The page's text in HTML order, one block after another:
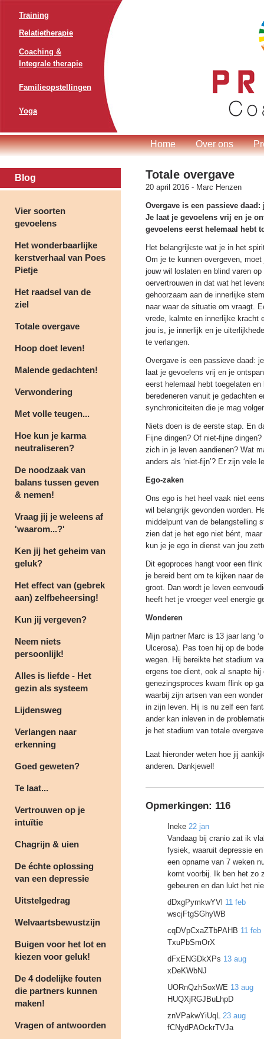
Training
Relatietherapie
Coaching &
Integrale therapie
Familieopstellingen
Yoga
Home Over ons
Blog
Vier soorten
gevoelens
Het wonderbaarlijke
kerstverhaal van Poes
Pietje
Het raadsel van de
ziel
Totale overgave
Hoop doet leven!
Malende gedachten!
Verwondering
Met volle teugen...
Hoe kun je karma
neutraliseren?
De noodzaak van
balans tussen geven
& nemen!
Vraag jij je weleens af
'waarom...?'
Ken jij het geheim van
geluk?
Het effect van (gebrek
aan) zelfbeheersing!
Kun jij vergeven?
Neem niets
persoonlijk!
Alles is liefde - Het
gezin als systeem
Lijdensweg
Verlangen naar
erkenning
Goed geweten?
Te laat...
Vertrouwen op je
intuïtie
Chagrijn & uien
De échte oplossing
van een depressie
Uitstelgedrag
Welvaartsbewustzijn
Buigen voor het lot en
kiezen voor geluk!
De 4 dodelijke fouten
die partners kunnen
maken!
Vragen of antwoorden
Totale overgave
20 april 2016 - Marc Henzen
Overgave is een passieve
Je laat je gevoelens vrij en je
gevoelens eerst helemaal hebt
Het belangrijkste wat je in het
Om je te kunnen overgeven,
jouw wil loslaten en blind varen
oervertrouwen in dat wat het
gehoorzaam aan de innerlijke
naar waar de situatie om vraagt.
vrede, kalmte en innerlijke kracht
jou is, je innerlijk en je
te verlangen.
Overgave is een passieve daad:
laat je gevoelens vrij en je
eerst helemaal hebt toegelaten
beredeneren vanuit je gedachten
synchroniciteiten die je mag
Niets doen is de eerste stap. En
Fijne dingen? Of niet-fijne
zich in je leven aandienen? Wat
anders als ‘niet-fijn’? Er zijn vele
Ego-zaken
Ons ego is het heel vaak niet
wil belangrijk gevonden worden.
middelpunt van de belangstelling
zien dat je het ego niet bént,
kun je je ego in dienst van jou
Dit egoproces hangt voor een
je bereid bent om te kijken naar
groot. Dan wordt je leven
heeft het je vroeger veel energie
Wonderen
Mijn partner Marc is 13 jaar lang
Ulcerosa). Pas toen hij op de
wegen. Hij bereikte het stadium
ergens toe dient, ook al snapte
genezingsproces kwam flink op
waarbij zijn artsen van een
in zijn leven. Hij is nu zelf een
ander kan inleven in de
je het stadium van totale
Laat hieronder weten hoe jij
anderen. Dankjewel!
Opmerkingen: 116
Ineke 22 jan
Vandaag bij cranio zat ik
fysiek, waaruit depressie
een opname van 7 weken
komt voorbij. Ik ben het zo
gebeuren en dan lukt het
dDxgPymkwYVl 11 feb
wscjFtgSGhyWB
cqDVpCxaZTbPAHB 11 feb
TxuPbSmOrX
dFxENGDkXPs 13 aug
xDeKWbNJ
UORnQzhSoxWE 13 aug
HUQXjRGJBuLhpD
znVPakwYiUqL 23 aug
fCNydPAOckrTVJa